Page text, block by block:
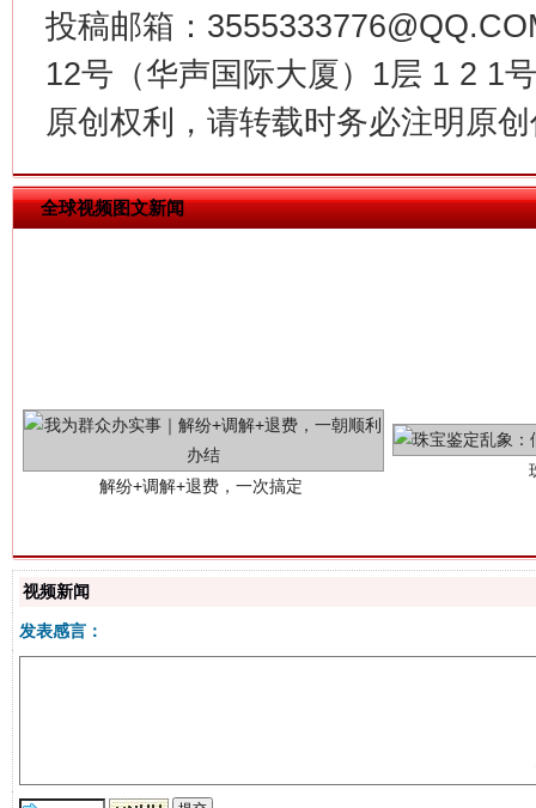
投稿邮箱：
12号（华声国际大厦）1层 1 2 1
原创权利，请转载时务必注明原
全球视频图文新闻
视频新闻
发表感言：